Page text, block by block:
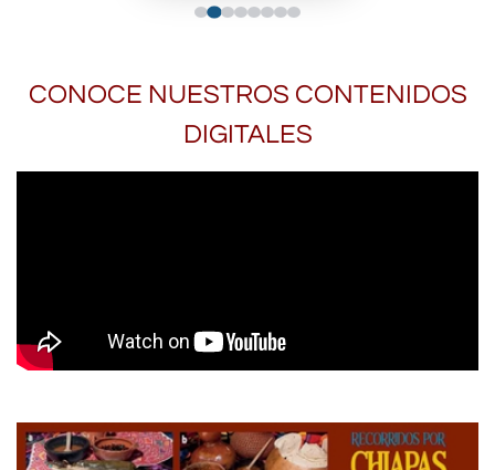
CONOCE NUESTROS CONTENIDOS
DIGITALES